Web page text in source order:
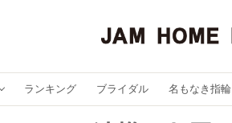
ランキング ブライダル 名もなき指輪